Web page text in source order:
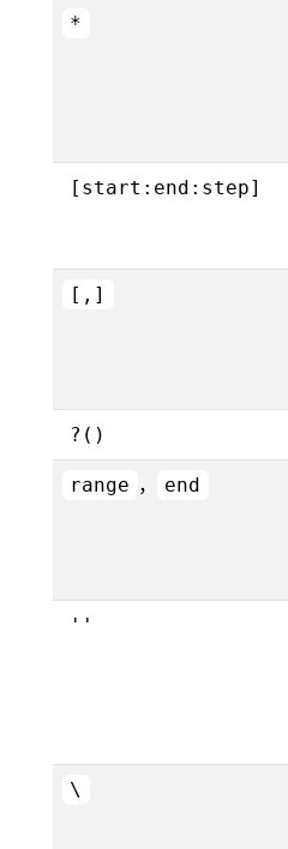
*
[start:end:step]
[,]
?()
range ， end
''
\